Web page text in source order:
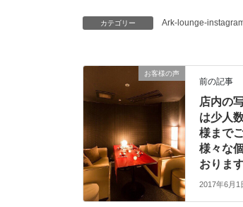
カテゴリー Ark-lounge-
お客様の声
前の記事
店内の
は少人
様まで
様々な
おりま
2017年6月1